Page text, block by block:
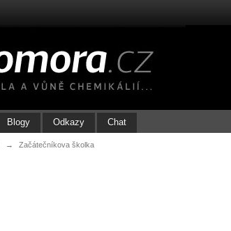
Blogy Odkazy Chat
→ Začátečníkova školka